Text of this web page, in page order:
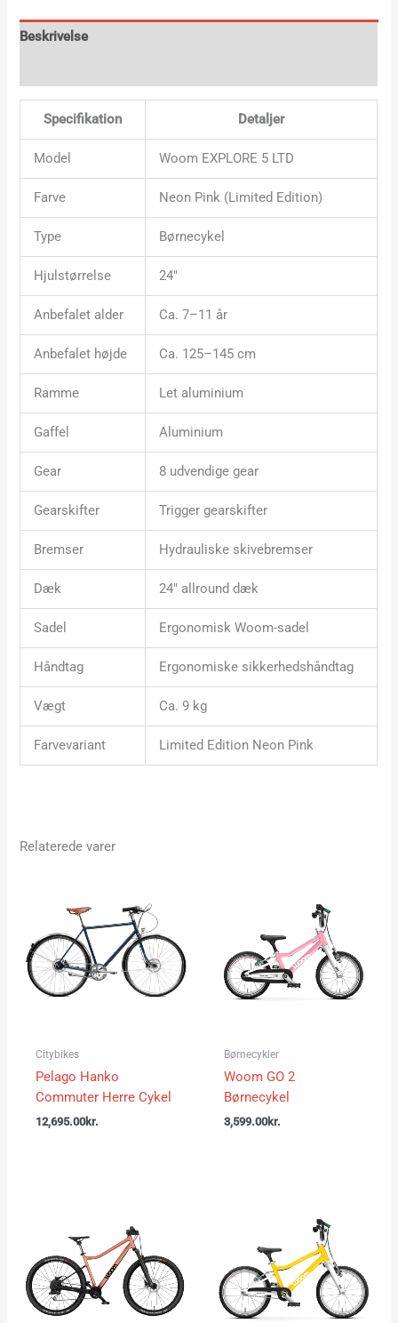
Beskrivelse
Specifikation Detaljer
Model Woom EXPLORE 5 LTD
Farve Neon Pink (Limited Edition)
Type Børnecykel
Hjulstørrelse 24″
Anbefalet alder Ca. 7–11 år
Anbefalet højde Ca. 125–145 cm
Ramme Let aluminium
Gaffel Aluminium
Gear 8 udvendige gear
Gearskifter Trigger gearskifter
Bremser Hydrauliske skivebremser
Dæk 24″ allround dæk
Sadel Ergonomisk Woom-sadel
Håndtag Ergonomiske sikkerhedshåndtag
Vægt Ca. 9 kg
Farvevariant Limited Edition Neon Pink
Relaterede varer
Citybikes
Pelago Hanko
Commuter Herre Cykel
12,695.00kr.
Børnecykler
Woom GO 2
Børnecykel
3,599.00kr.